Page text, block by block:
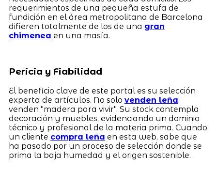
requerimientos de una pequeña estufa de
fundición en el área metropolitana de Barcelona
difieren totalmente de los de una gran
chimenea en una masía.
Pericia y Fiabilidad
El beneficio clave de este portal es su selección
experta de artículos. No solo venden leña;
venden "madera para vivir". Su stock contempla
decoración y muebles, evidenciando un dominio
técnico y profesional de la materia prima. Cuando
un cliente compra leña en esta web, sabe que
ha pasado por un proceso de selección donde se
prima la baja humedad y el origen sostenible.